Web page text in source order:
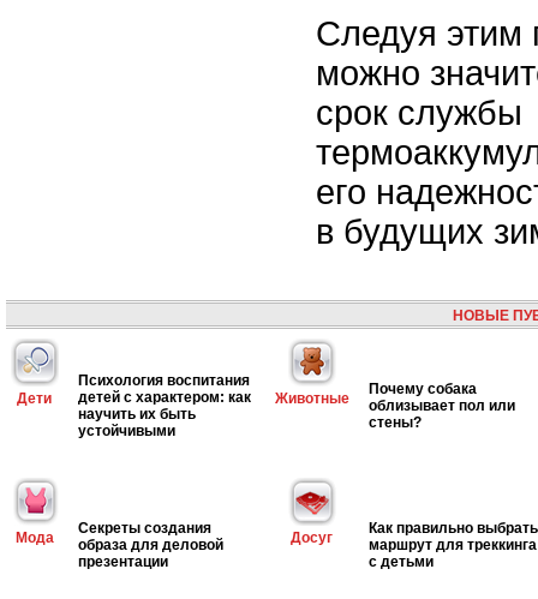
Следуя этим
можно
срок службы
его
в будущих
НОВЫЕ
Дети
Психология воспитания
детей с характером: как
научить их быть
устойчивыми
Животные
Почему собака
облизывает пол или
стены?
Мода
Секреты создания
образа для деловой
презентации
Досуг
Как правильно выбрать
маршрут для треккинга
с детьми